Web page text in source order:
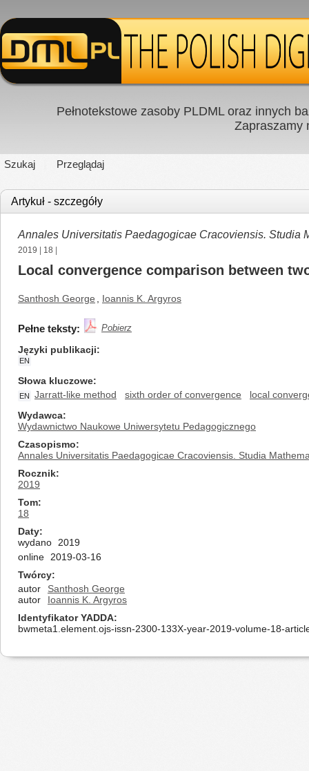
Pełnotekstowe zasoby PLDML oraz innych
Zapraszamy
Szukaj Przeglądaj
Artykuł - szczegóły
Annales Universitatis Paedagogicae Cracoviensis. Studia
2019 18
Local convergence comparison between
Santhosh George Ioannis K. Argyros
Pełne teksty: Pobierz
Języki publikacji
EN
Słowa kluczowe
EN Jarratt-like method sixth order of convergence
local
Wydawca
Wydawnictwo Naukowe Uniwersytetu Pedagogicznego
Czasopismo
Annales Universitatis Paedagogicae Cracoviensis. Studia
Rocznik
2019
Tom
18
Daty
wydano
2019
online
2019-03-16
Twórcy
autor
Santhosh George
autor
Ioannis K. Argyros
Identyfikator YADDA
bwmeta1.element.ojs-issn-2300-133X-year-2019-volume-18-